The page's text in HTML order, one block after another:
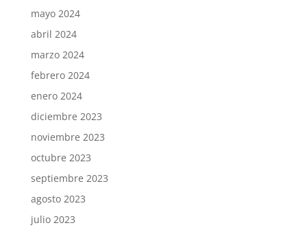
mayo 2024
abril 2024
marzo 2024
febrero 2024
enero 2024
diciembre 2023
noviembre 2023
octubre 2023
septiembre 2023
agosto 2023
julio 2023